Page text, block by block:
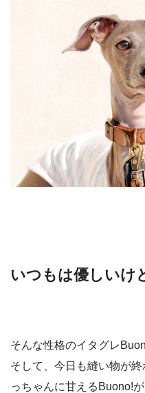
いつもは優しいけ
そんな性格のイタグレ
そして、今日も縫い物が
っちゃんに甘えるBuono!が